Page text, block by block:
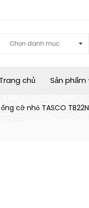
Chọn danh mục
Trang chủ Sản phẩm
cỡ nhỏ TASCO TB22N